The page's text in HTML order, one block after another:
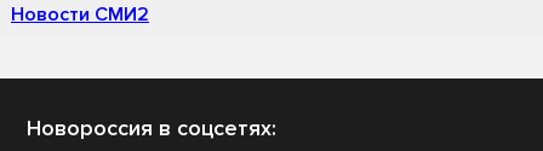
Новости СМИ2
Новороссия в соцсетях: